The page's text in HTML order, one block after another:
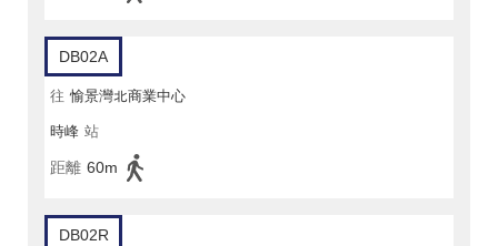
DB02A
往 愉景灣北商業中心
時峰 站
距離 60m
DB02R